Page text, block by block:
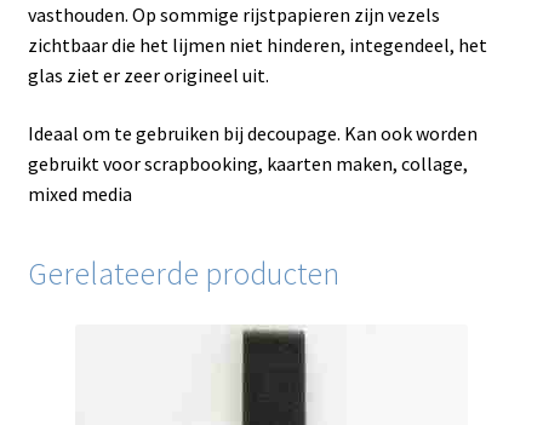
vasthouden. Op sommige rijstpapieren zijn vezels
zichtbaar die het lijmen niet hinderen, integendeel, het
glas ziet er zeer origineel uit.
Ideaal om te gebruiken bij decoupage. Kan ook worden
gebruikt voor scrapbooking, kaarten maken, collage,
mixed media
Gerelateerde producten